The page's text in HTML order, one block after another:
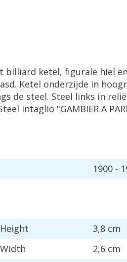
billiard ketel, figurale hiel en
. Ketel onderzijde in
de steel. Steel links in relië
intaglio "GAMBIER A
1900 -
Height 3,8 cm
Width
2,6 cm